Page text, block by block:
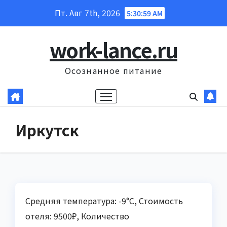
Пт. Авг 7th, 2026 5:31:00 AM
work-lance.ru
Осознанное питание
Иркутск
Средняя температура: -9°C, Стоимость
отеля: 9500₽, Количество